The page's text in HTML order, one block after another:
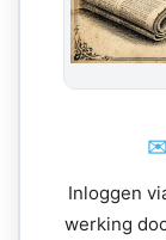
✉️
Inloggen
werking